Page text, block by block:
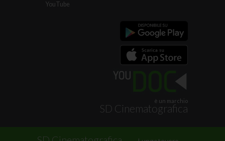
YouTube
è un marchio
SD Cinematografica